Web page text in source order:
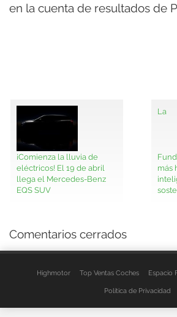
en la cuenta de resultados de
¡Comienza la lluvia de
eléctricos! El 19 de abril
llega el Mercedes-Benz
EQS SUV
La
más
Comentarios cerrados
Highmotor Top Ventas Coches Espacio
Política de Privacidad